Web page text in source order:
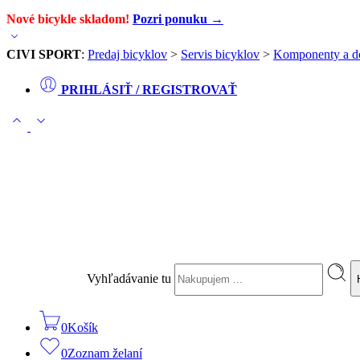
Nové bicykle skladom! Pozri ponuku →
CIVI SPORT: Predaj bicyklov > Servis bicyklov > Komponenty a
PRIHLÁSIŤ / REGISTROVAŤ
Vyhľadávanie tu
0Košík
0Zoznam želaní